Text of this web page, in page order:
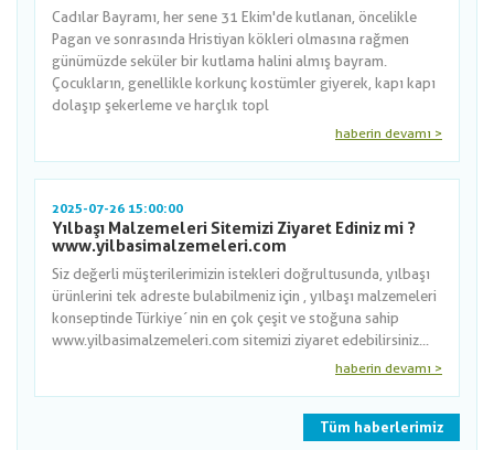
Cadılar Bayramı, her sene 31 Ekim'de kutlanan, öncelikle
Pagan ve sonrasında Hristiyan kökleri olmasına rağmen
günümüzde seküler bir kutlama halini almış bayram.
Çocukların, genellikle korkunç kostümler giyerek, kapı kapı
dolaşıp şekerleme ve harçlık topl
haberin devamı >
2025-07-26 15:00:00
Yılbaşı Malzemeleri Sitemizi Ziyaret Ediniz mi ?
www.yilbasimalzemeleri.com
Siz değerli müşterilerimizin istekleri doğrultusunda, yılbaşı
ürünlerini tek adreste bulabilmeniz için , yılbaşı malzemeleri
konseptinde Türkiye´nin en çok çeşit ve stoğuna sahip
www.yilbasimalzemeleri.com sitemizi ziyaret edebilirsiniz...
haberin devamı >
Tüm haberlerimiz